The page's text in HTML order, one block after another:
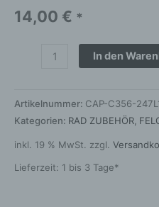
14,00 € *
In den
Artikelnummer: CAP-C356-
Kategorien: RAD ZUBEHÖR
inkl. 19 % MwSt. zzgl.
Lieferzeit: 1 bis 3 Tage*